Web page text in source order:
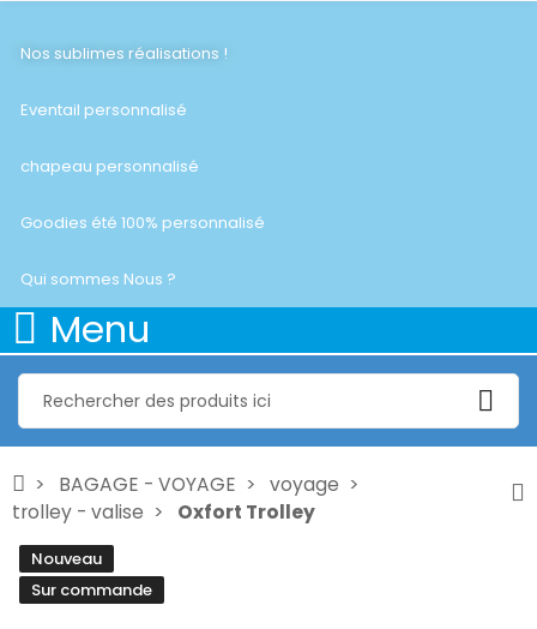
Nos sublimes réalisations !
Eventail personnalisé
chapeau personnalisé
Goodies été 100% personnalisé
Qui sommes Nous ?
Menu
BAGAGE - VOYAGE
voyage
trolley - valise
Oxfort Trolley
Nouveau
Sur commande